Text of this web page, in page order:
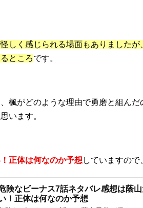
しく感じられる場面もありました
ところです。
楓がどのような理由で勇磨と組ん
います。
正体は何なのか予想 していますので
険なビーナス7話ネタバレ感想は蔭
！正体は何なのか予想